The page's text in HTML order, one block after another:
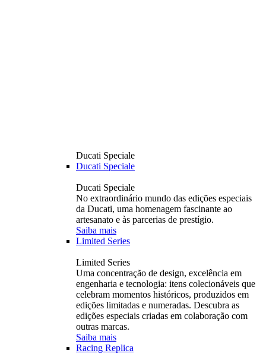
Ducati Speciale
Ducati Speciale
Ducati Speciale
No extraordinário mundo das edições especiais
da Ducati, uma homenagem fascinante ao
artesanato e às parcerias de prestígio.
Saiba mais
Limited Series
Limited Series
Uma concentração de design, excelência em
engenharia e tecnologia: itens colecionáveis ​​que
celebram momentos históricos, produzidos em
edições limitadas e numeradas. Descubra as
edições especiais criadas em colaboração com
outras marcas.
Saiba mais
Racing Replica